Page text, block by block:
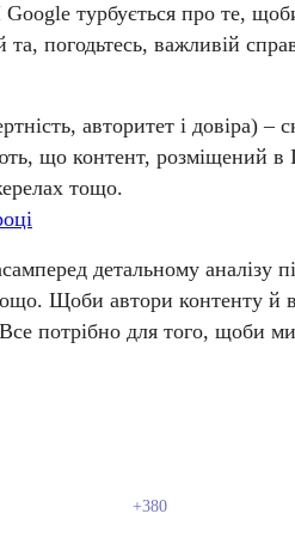
Google турбується про те,
погодьтесь, важливій
авторитет і довіра)
що контент, розміщений
тощо.
детальному аналізу
Щоби автори контенту
потрібно для того, щоби